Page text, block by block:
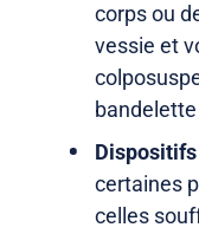
corps ou
vessie et
certaines
celles